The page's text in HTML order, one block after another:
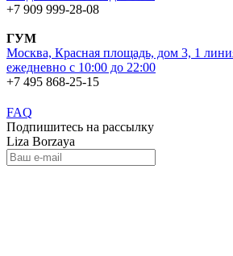
+7 909 999-28-08
ГУМ
Москва, Красная площадь, дом 3, 1
ежедневно с 10:00 до 22:00
+7 495 868-25-15
FAQ
Подпишитесь на рассылку
Liza Borzaya